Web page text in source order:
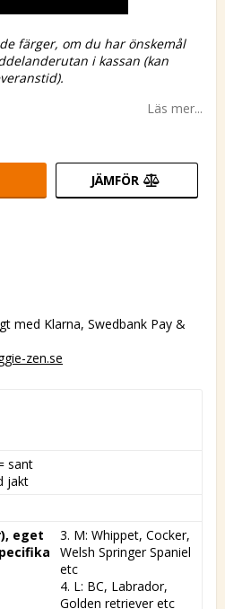
färger, om du har önskemål
i kassan (kan
Läs mer...
JÄMFÖR
med Klarna, Swedbank Pay &
zen.se
sant
jakt
eget
3. M: Whippet, Cocker,
Welsh Springer Spaniel
etc
4. L: BC, Labrador,
Golden retriever etc